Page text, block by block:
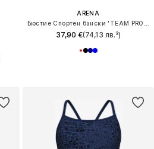
ARENA
37,90 €(74,13 лв.³)